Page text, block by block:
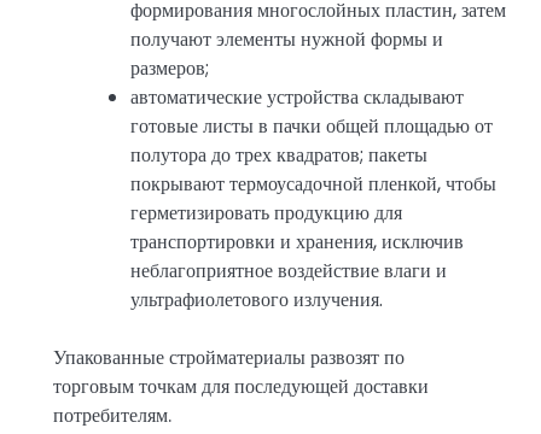
формирования многослойных пластин, затем
получают элементы нужной формы и
размеров;
автоматические устройства складывают
готовые листы в пачки общей площадью от
полутора до трех квадратов; пакеты
покрывают термоусадочной пленкой, чтобы
герметизировать продукцию для
транспортировки и хранения, исключив
неблагоприятное воздействие влаги и
ультрафиолетового излучения.
Упакованные стройматериалы развозят по
торговым точкам для последующей доставки
потребителям.